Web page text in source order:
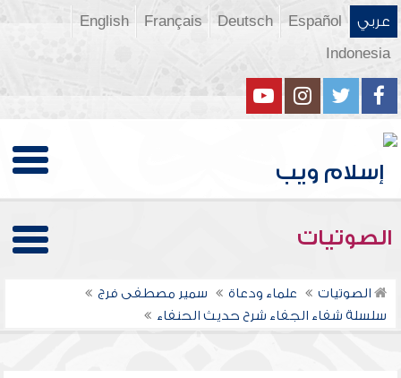
عربي Español
Deutsch
Français
English
Indonesia
الصوتيات
الصوتيات علماء ودعاة
سمير مصطفى فرج
سلسلة شفاء الجفاء شرح حديث الحنفاء